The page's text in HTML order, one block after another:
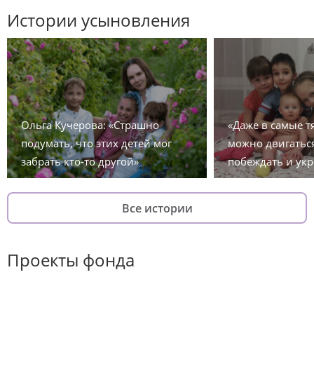
Истории усыновления
Ольга Кучерова: «Страшно
подумать, что этих детей мог
забрать кто-то другой»
«Даже в самые
можно
побеждать и
Все истории
Проекты фонда